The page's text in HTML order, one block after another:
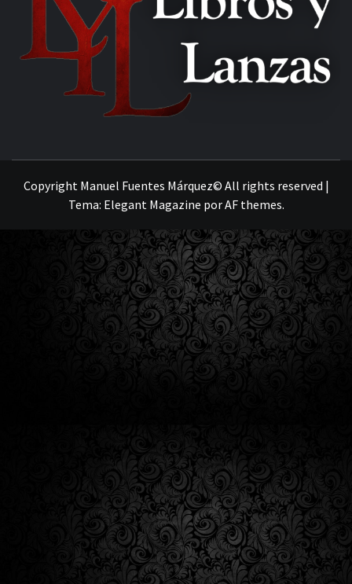
Copyright Manuel Fuentes Márquez© All rights reserved |
Tema: Elegant Magazine porAF themes.